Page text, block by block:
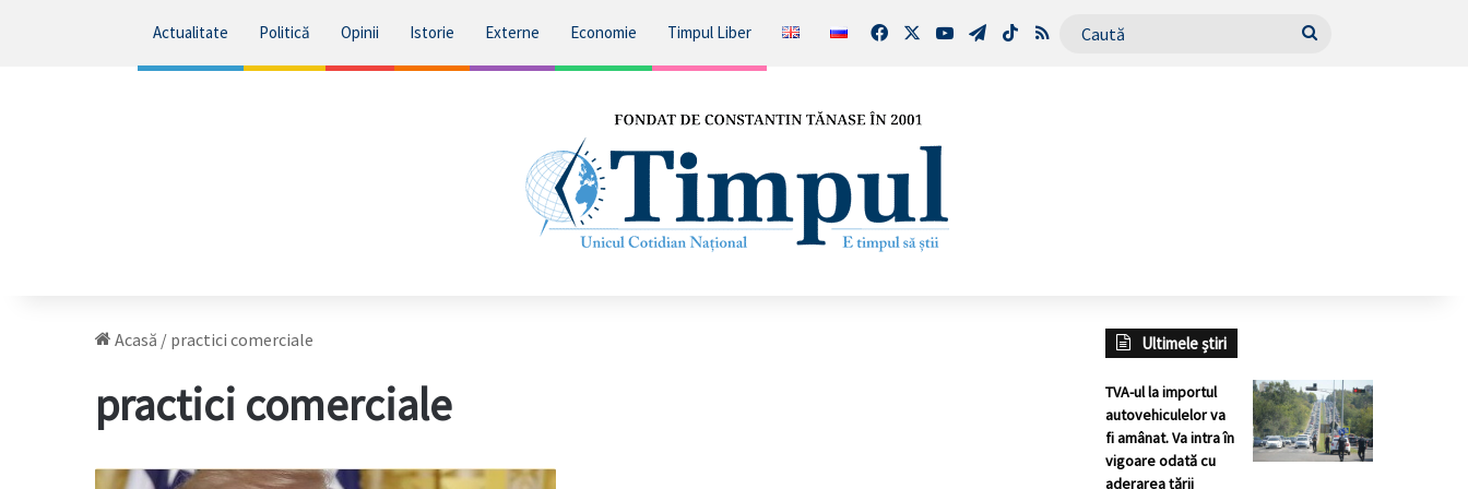
Actualitate Politică Opinii Istorie Externe Economie Timpul Liber FacebookYouTubeTelegram
TikTokRSS Caută
Acasă / practici comerciale
practici comerciale
Trump
Ultimele știri
TVA-ul la importul
autovehiculelor va
fi amânat. Va intra în
vigoare odată cu
aderarea țării